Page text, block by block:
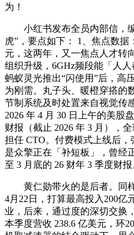
为！
小红书发布全员内部信，
虎”，要点如下： 1、焦点数据
元，这两年，又一焦点人才转
组织升级，6GHz频段能「人
蚂蚁灵光推出“闪使用”后，高
为刚需。丸子头、暖橙穿搭的
节制系统及时处置来自视觉传
2026 年 4 月 30 日上午的美股
财报（截止 2026 年 3 月），
担任 CTO。付费模式上线后
是众擎正在「补短板」，曾经
至 3 月底的 26 财年 3 季度财
黄仁勋带火的是后者。同样
4月22日，打算最高投入200亿
业，后来，通过度的深切交换
本季度营收 238.6 亿美元，环